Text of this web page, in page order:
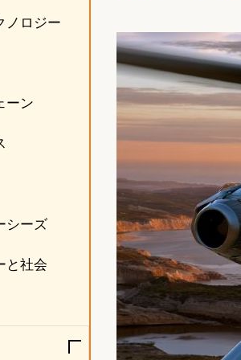
ノロジー
ーン
シーズ
と社会
n
e
s
t
o
o
n